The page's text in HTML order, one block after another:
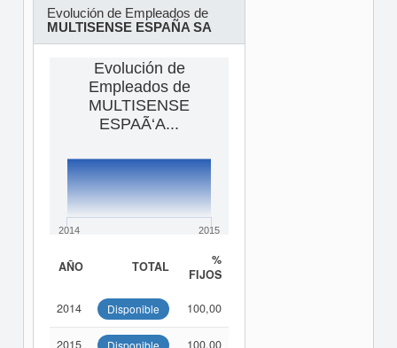
Evolución de Empleados de
MULTISENSE ESPAÑA SA
Evolución de
Empleados de
MULTISENSE
ESPAÃ‘A...
2014 2015
AÑO TOTAL
%
FIJOS
2014 Disponible 100,00
2015 Disponible 100,00